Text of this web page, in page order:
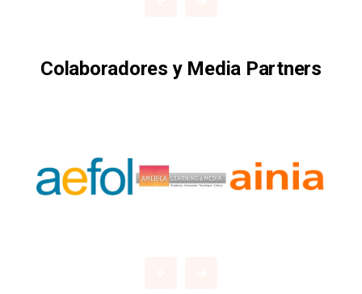
Colaboradores y Media Partners